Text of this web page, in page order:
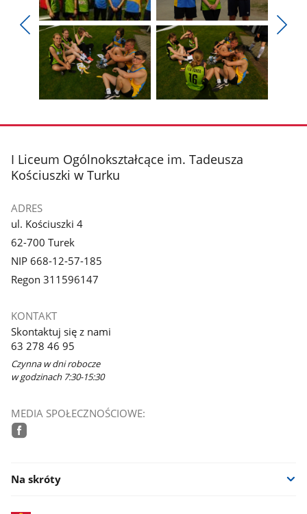
Pokaż
poprzednie
zdjęcia
Pokaż
zdjęcie
1
z
galerii.
Pokaż
zdjęcie
2
z
galerii.
galerii.
galerii.
stopka
I Liceum Ogólnokształcące im. Tadeusza
Kościuszki w Turku
ADRES
ul. Kościuszki 4
62-700 Turek
NIP 668-12-57-185
Regon 311596147
KONTAKT
Skontaktuj się z nami
63 278 46 95
Czynna w dni robocze
w godzinach 7:30-15:30
MEDIA SPOŁECZNOŚCIOWE:
Na skróty